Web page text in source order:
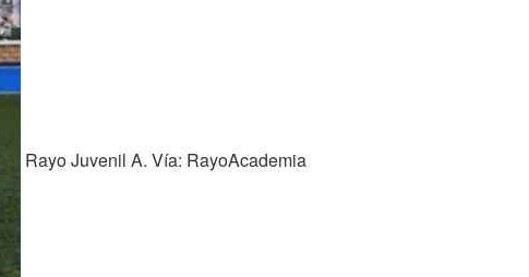
Rayo Juvenil A. Vía: RayoAcademia